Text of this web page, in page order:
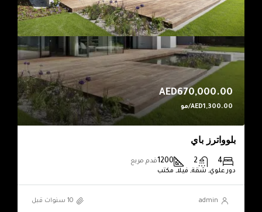
AED670,000.00
AED1,300.00/مو
بلوواترز باي
4
2
1200 قدم مربع
دور علوي, شقة, فيلا, مكتب
admin